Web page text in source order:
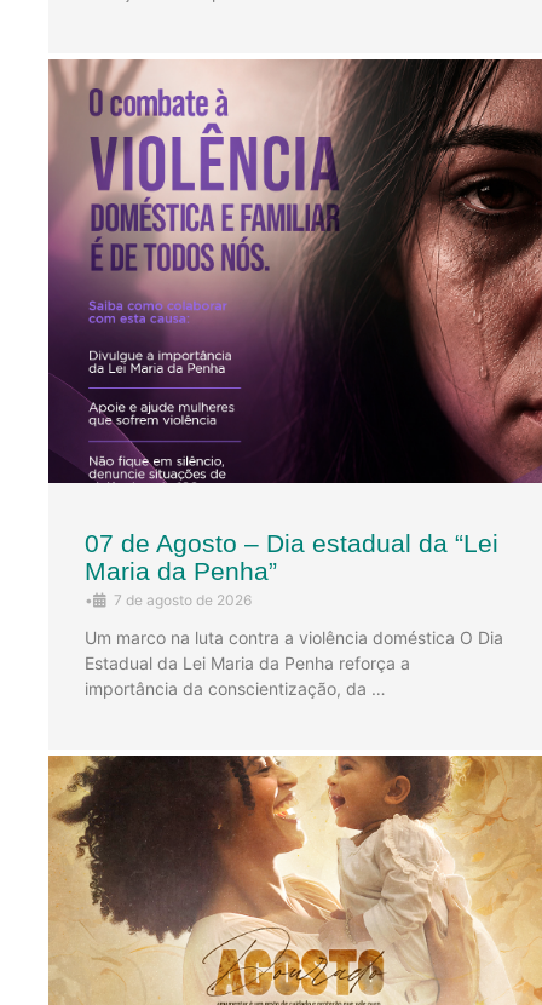
07 de Agosto – Dia estadual da “Lei
Maria da Penha”
• 7 de agosto de 2026
Um marco na luta contra a violência doméstica O Dia
Estadual da Lei Maria da Penha reforça a
importância da conscientização, da …